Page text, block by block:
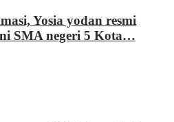
Yosia yodan resmi
SMA negeri 5 Kota…